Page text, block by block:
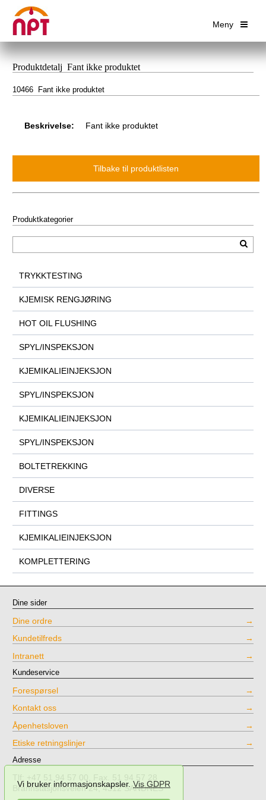
Vi bruker informasjonskapsler.Vis GDPR
Meny
Produktdetalj Fant ikke produktet
10466 Fant ikke produktet
Beskrivelse: Fant ikke produktet
Produktkategorier
TRYKKTESTING
KJEMISK RENGJØRING
HOT OIL FLUSHING
SPYL/INSPEKSJON
KJEMIKALIEINJEKSJON
SPYL/INSPEKSJON
KJEMIKALIEINJEKSJON
SPYL/INSPEKSJON
BOLTETREKKING
DIVERSE
FITTINGS
KJEMIKALIEINJEKSJON
KOMPLETTERING
Dine sider
Dine ordre
Kundetilfreds
Intranett
Kundeservice
Forespørsel
Kontakt oss
Åpenhetsloven
Etiske retningslinjer
Adresse
Tlf: +47 51 94 57 00, Fax. 51 94 57 28
Brannstasjonsveien 24, 4312 SANDNES